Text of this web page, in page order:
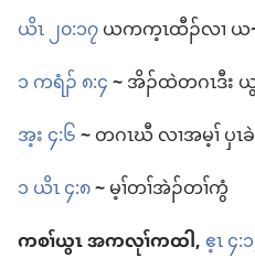
ယိၤ ၂၀:၁၇ယ​က​က့ၤထီၣ်​လၢ ယ
၁ ကရံၣ်​ ၈:၄~အိၣ်​ထဲ​တဂၤ​ဒီး
အ့း ၄:၆~တဂၤဃီ လၢ​အမ့ၢ် ပှၤ​
၁ ယိၤ ၄:၈~မ့ၢ်​တၢ်အဲၣ်​တၢ်ကွံ
ကစၢ်​ယွၤ အ​ကလုၢ်​ကထါ,ဧ့ၤ ၄: